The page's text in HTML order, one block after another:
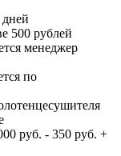
500 рублей
менеджер
по
руб. - 350 руб. +